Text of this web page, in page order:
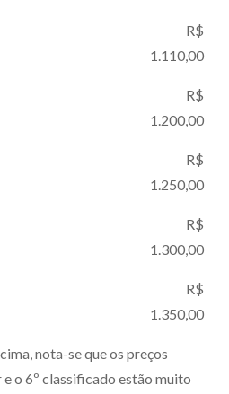
R$
1.110,00
R$
1.200,00
R$
1.250,00
R$
1.300,00
R$
1.350,00
nota-se que os preços
o 6º classificado estão muito